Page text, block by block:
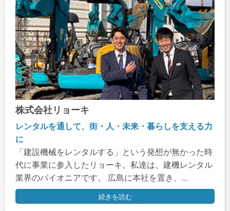
株式会社リョーキ
レンタルを通して、街・人・未来・暮らしを支える力
に
「建設機械をレンタルする」という発想が無かった時
代に事業に参入したリョーキ。私達は、建機レンタル
業界のパイオニアです。 広島に本社を置き、...
続きを読む